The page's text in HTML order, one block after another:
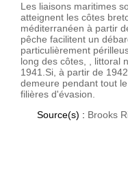
Les liaisons maritimes
atteignent les côtes
méditerranéen à partir
pêche facilitent un
particulièrement
long des côtes, , littoral
1941.Si, à partir de
demeure pendant tout
filières d'évasion.
Source(s) : Brooks